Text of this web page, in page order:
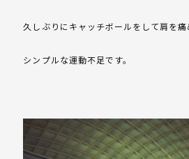
久しぶりにキャッチボールをして肩を痛
シンプルな運動不足です。